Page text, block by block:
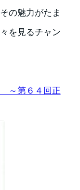
の魅力がたま
を見るチャン
～第６４回正